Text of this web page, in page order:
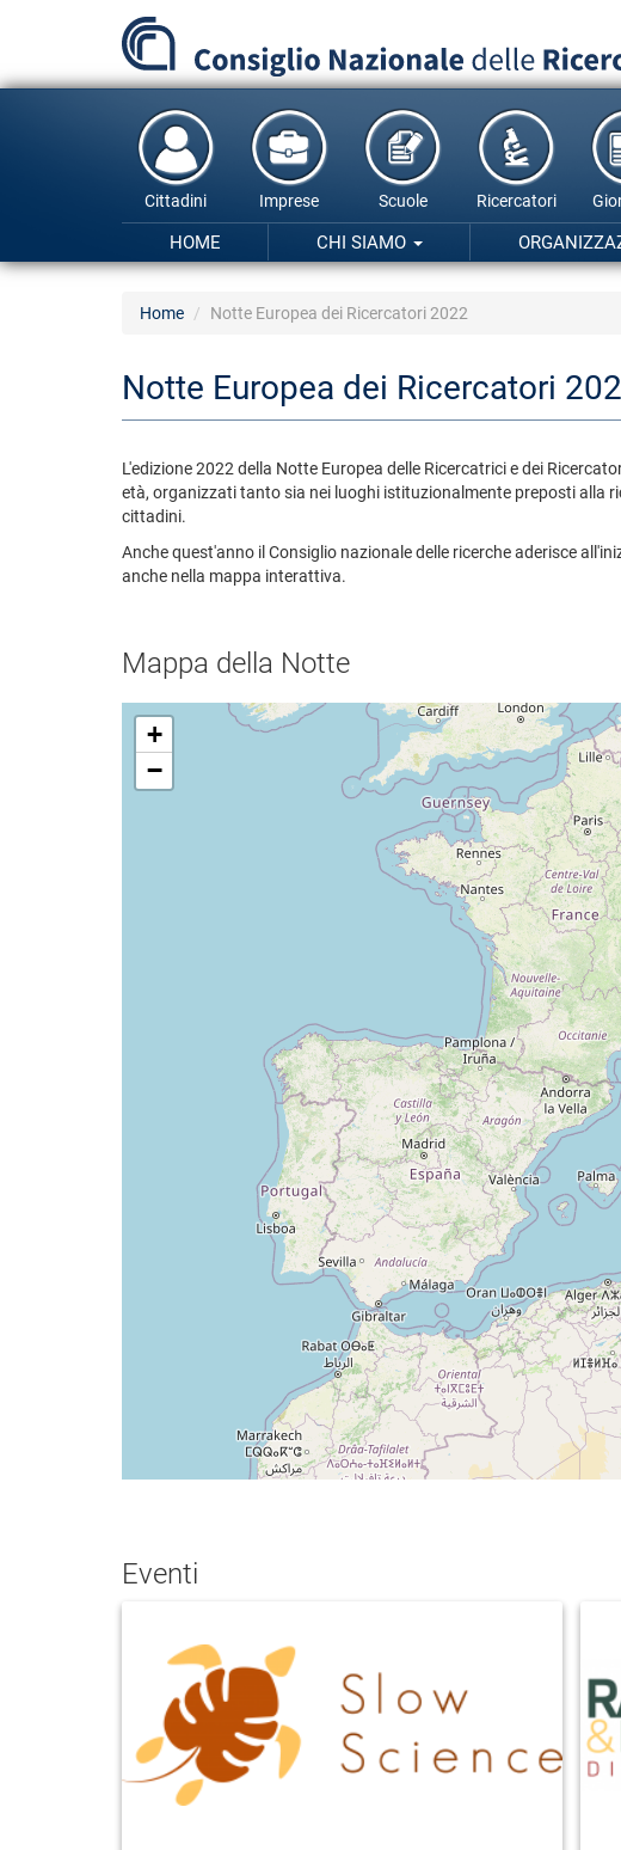
principale
Cittadini Imprese Scuole Ricercatori
HOME CHI SIAMO
Home Notte Europea dei Ricercatori 2022
Notte Europea dei Ricercatori
L'edizione 2022 della Notte Europea delle Ricercatrici e dei
età, organizzati tanto sia nei luoghi istituzionalmente preposti alla
cittadini.
Anche quest'anno il Consiglio nazionale delle ricerche aderisce
anche nella mappa interattiva.
Mappa della Notte
+
−
Eventi